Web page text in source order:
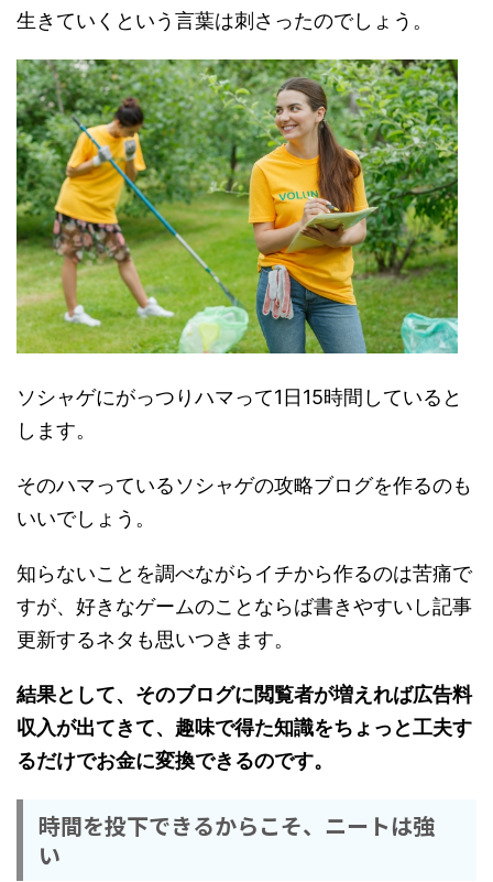
生きていくという言葉は刺さったのでしょう。
ソシャゲにがっつりハマって1日15時間していると
します。
そのハマっているソシャゲの攻略ブログを作るのも
いいでしょう。
知らないことを調べながらイチから作るのは苦痛で
すが、好きなゲームのことならば書きやすいし記事
更新するネタも思いつきます。
結果として、そのブログに閲覧者が増えれば広告料
収入が出てきて、趣味で得た知識をちょっと工夫す
るだけでお金に変換できるのです。
時間を投下できるからこそ、ニートは強
い